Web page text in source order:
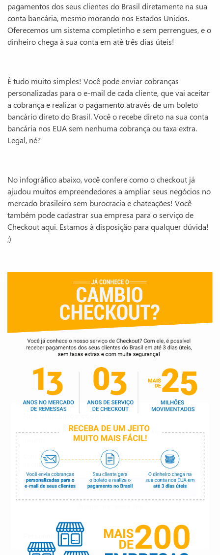
pagamentos dos seus clientes do Brasil diretamente na sua
conta bancária, mesmo morando nos Estados Unidos.
Oferecemos um sistema completinho e sem perrengues, e o
dinheiro chega à sua conta em até três dias úteis!
É tudo muito simples! Você pode enviar cobranças
personalizadas para o e-mail de cada cliente, que vai aceitar
a cobrança e realizar o pagamento através de um boleto
bancário direto do Brasil. Você o recebe direto na sua conta
bancária nos EUA sem nenhuma cobrança ou taxa extra.
Legal, né?
No infográfico abaixo, você confere como o checkout já
ajudou muitos empreendedores a ampliar seus negócios no
mercado brasileiro sem burocracia e chateações! Você
também pode cadastrar sua empresa para o serviço de
Checkout aqui. Estamos à disposição para qualquer dúvida!
;)
Nós utilizamos cookies
Este site utiliza cookies para melhorar a sua experiência de
Consulte nossa política de cookies
para obter mais
informações.
Aceitar tudo
Personalizar